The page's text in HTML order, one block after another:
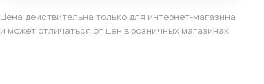
Цена действительна только для интернет-магазина
и может отличаться от цен в розничных магазинах